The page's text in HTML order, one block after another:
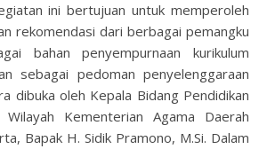
ini bertujuan untuk memperoleh
rekomendasi dari berbagai pemangku
bahan penyempurnaan kurikulum
sebagai pedoman penyelenggaraan
dibuka oleh Kepala Bidang Pendidikan
Kementerian Agama Daerah
Bapak H. Sidik Pramono, M.Si. Dalam